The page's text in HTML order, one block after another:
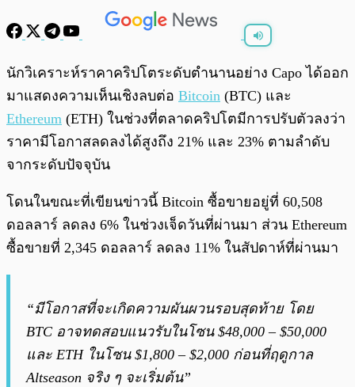
พร้อมเล่น 0:00
นักวิเคราะห์ราคาคริปโตระดับตำนานอย่าง Capo ได้ออก
มาแสดงความเห็นเชิงลบต่อ Bitcoin (BTC) และ
Ethereum (ETH) ในช่วงที่ตลาดคริปโตมีการปรับตัวลงว่า
ราคามีโอกาสลดลงได้สูงถึง 21% และ 23% ตามลำดับ
จากระดับปัจจุบัน
โดนในขณะที่เขียนข่าวนี้ Bitcoin ซื้อขายอยู่ที่ 60,508
ดอลลาร์ ลดลง 6% ในช่วงเจ็ดวันที่ผ่านมา ส่วน Ethereum
ซื้อขายที่ 2,345 ดอลลาร์ ลดลง 11% ในสัปดาห์ที่ผ่านมา
“มีโอกาสที่จะเกิดความผันผวนรอบสุดท้าย โดย
BTC อาจทดสอบแนวรับในโซน $48,000 – $50,000
และ ETH ในโซน $1,800 – $2,000 ก่อนที่ฤดูกาล
Altseason จริง ๆ จะเริ่มต้น”